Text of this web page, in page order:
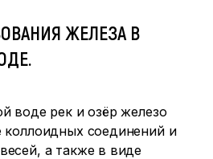
ЖЕЛЕЗА В
воде рек и озёр железо
коллоидных соединений и
а также в виде